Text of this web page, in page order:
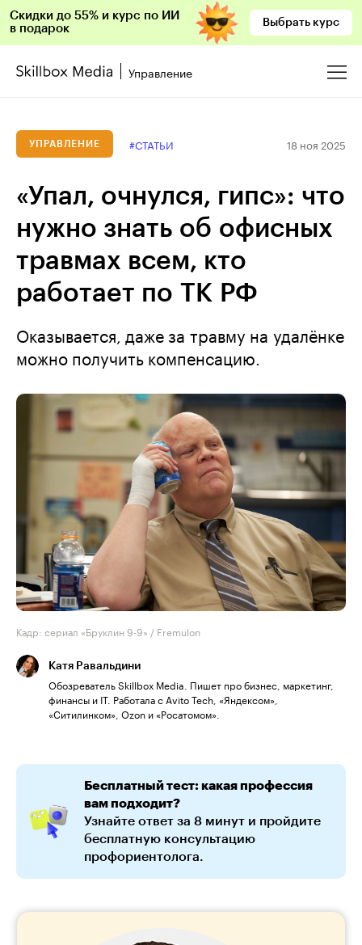
Скидки до 55% и курс по ИИ
в подарок
Выбрать курс
Управление
УПРАВЛЕНИЕ #СТАТЬИ 18 ноя 2025
«Упал, очнулся, гипс»: что
нужно знать об офисных
травмах всем, кто
работает по ТК РФ
Оказывается, даже за травму на удалёнке
можно получить компенсацию.
Кадр: сериал «Бруклин 9-9» / Fremulon
Катя Равальдини
Обозреватель Skillbox Media. Пишет про бизнес, маркетинг,
финансы и IT. Работала с Avito Tech, «Яндексом»,
«Ситилинком», Ozon и «Росатомом».
Бесплатный тест: какая профессия
вам подходит?
Узнайте ответ за 8 минут и пройдите
бесплатную консультацию
профориентолога.